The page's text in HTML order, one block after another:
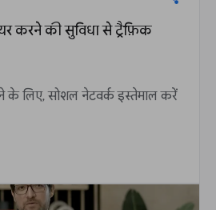
करने की सुविधा से ट्रैफ़िक
लिए, सोशल नेटवर्क इस्तेमाल करें